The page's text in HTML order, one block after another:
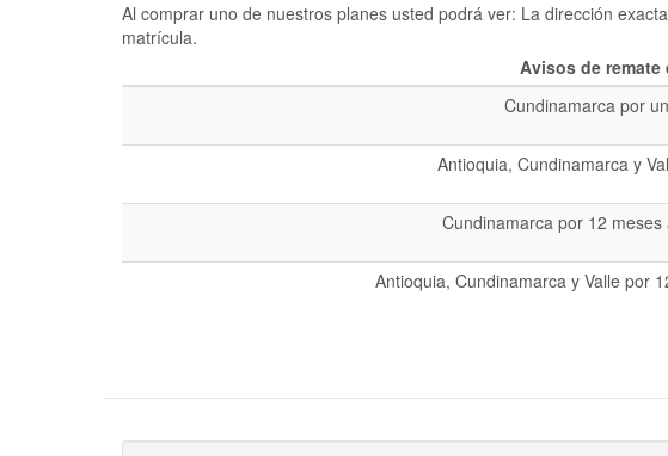
Al comprar uno de nuestros planes usted podrá ver: La dirección
matrícula.
Avisos de remate
Cundinamarca por
Antioquia, Cundinamarca y
Cundinamarca por 12 meses
Antioquia, Cundinamarca y Valle por